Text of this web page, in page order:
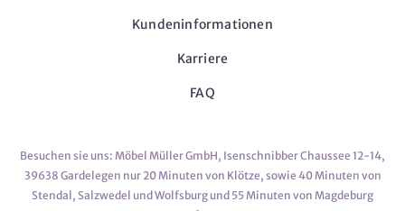
Kundeninformationen
Karriere
FAQ
Besuchen sie uns: Möbel Müller GmbH, Isenschnibber Chaussee 12-14,
39638 Gardelegen nur 20 Minuten von Klötze, sowie 40 Minuten von
Stendal, Salzwedel und Wolfsburg und 55 Minuten von Magdeburg